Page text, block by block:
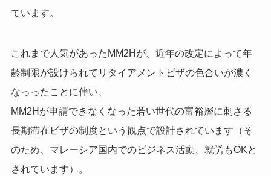
ています。
これまで人気があったMM2Hが、近年の改定によって年
齢制限が設けられてリタイアメントビザの色合いが濃く
なっったことに伴い、
MM2Hが申請できなくなった若い世代の富裕層に刺さる
長期滞在ビザの制度という観点で設計されています（そ
のため、マレーシア国内でのビジネス活動、就労もOKと
されています）。